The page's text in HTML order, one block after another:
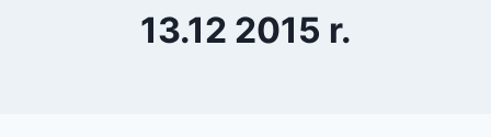
13.12 2015 r.